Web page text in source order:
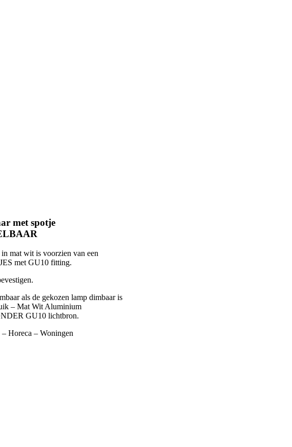
met spotje
mat wit is voorzien van een
met GU10 fitting.
als de gekozen lamp dimbaar is
– Mat Wit Aluminium
GU10 lichtbron.
Horeca – Woningen